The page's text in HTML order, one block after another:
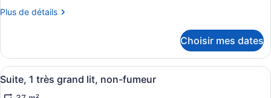
de
Standard,
2
grands
Plus de détails
Plus
Chambre
Standard,
2
grands
Choisir mes dates
Afficher
toutes
Une chambre d’hôtel avec un lit,
5
Suite, 1 très grand lit, non-fumeur